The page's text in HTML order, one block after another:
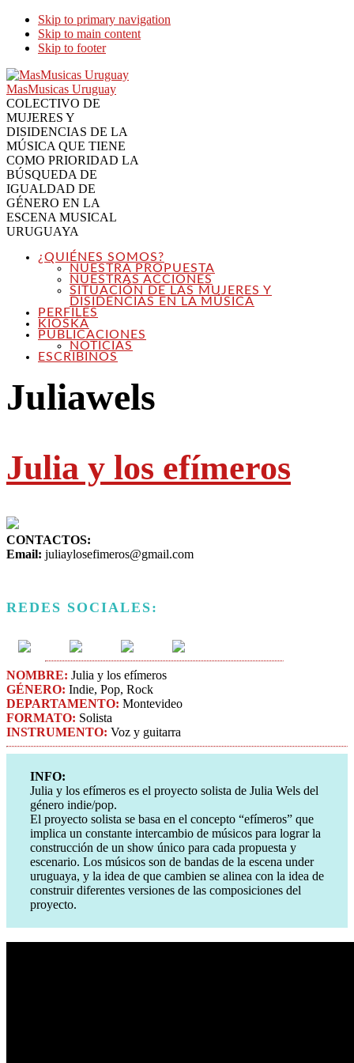
Skip to primary navigation
Skip to main content
Skip to footer
MasMusicas Uruguay
COLECTIVO DE
MUJERES Y
DISIDENCIAS DE LA
MÚSICA QUE TIENE
COMO PRIORIDAD LA
BÚSQUEDA DE
IGUALDAD DE
GÉNERO EN LA
ESCENA MUSICAL
URUGUAYA
¿QUIÉNES SOMOS?
NUESTRA PROPUESTA
NUESTRAS ACCIONES
SITUACIÓN DE LAS MUJERES Y
DISIDENCIAS EN LA MÚSICA
PERFILES
KIOSKA
PUBLICACIONES
NOTICIAS
ESCRIBINOS
Juliawels
Julia y los efímeros
CONTACTOS:
Email: juliaylosefimeros@gmail.com
REDES SOCIALES:
NOMBRE: Julia y los efímeros
GÉNERO: Indie​, Pop, Rock
DEPARTAMENTO: Montevideo
FORMATO: Solista
INSTRUMENTO: Voz y guitarra
INFO:
Julia y los efímeros es el proyecto solista de Julia Wels del
género indie/pop.
El proyecto solista se basa en el concepto “efímeros” que
implica un constante intercambio de músicos para lograr la
construcción de un show único para cada propuesta y
escenario. Los músicos son de bandas de la escena under
uruguaya, y la idea de que cambien se alinea con la idea de
construir diferentes versiones de las composiciones del
proyecto.